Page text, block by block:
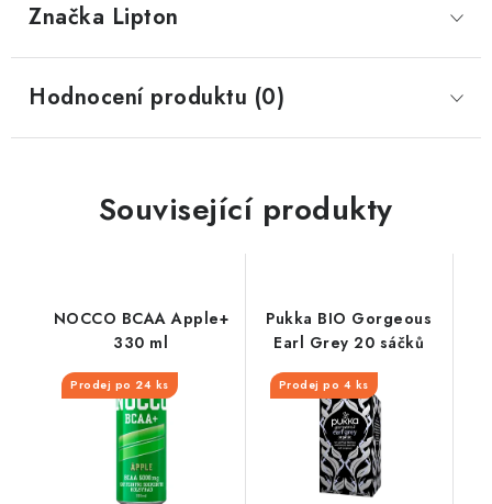
Značka Lipton
Hodnocení produktu (0)
Související produkty
NOCCO BCAA Apple+
330 ml
Prodej po 24 ks
Pukka BIO Gorgeous
Earl Grey 20 sáčků
Prodej po 4 ks